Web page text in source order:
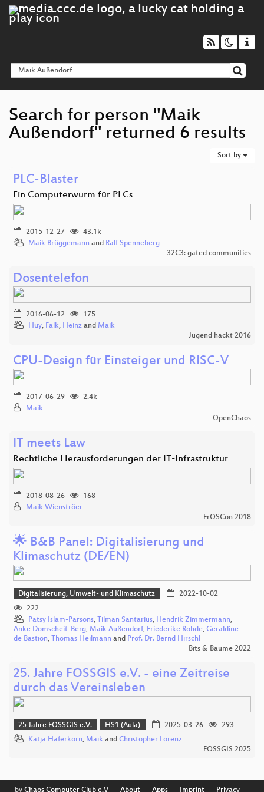
Search for person "Maik
Außendorf" returned 6 results
Sort by
PLC-Blaster
Ein Computerwurm für PLCs
2015-12-27
43.1k
Maik Brüggemann and Ralf Spenneberg
32C3: gated communities
Dosentelefon
2016-06-12
175
Huy, Falk, Heinz and Maik
Jugend hackt 2016
CPU-Design für Einsteiger und RISC-V
2017-06-29
2.4k
Maik
OpenChaos
IT meets Law
Rechtliche Herausforderungen der IT-Infrastruktur
2018-08-26
168
Maik Wienströer
FrOSCon 2018
🌟 B&B Panel: Digitalisierung und
Klimaschutz (DE/EN)
Digitalisierung, Umwelt- und Klimaschutz
2022-10-02
222
Patsy Islam-Parsons, Tilman Santarius, Hendrik Zimmermann,
Anke Domscheit-Berg, Maik Außendorf, Friederike Rohde, Geraldine
de Bastion, Thomas Heilmann and Prof. Dr. Bernd Hirschl
Bits & Bäume 2022
25. Jahre FOSSGIS e.V. - eine Zeitreise
durch das Vereinsleben
25 Jahre FOSSGIS e.V. HS1 (Aula) 2025-03-26
293
Katja Haferkorn, Maik and Christopher Lorenz
FOSSGIS 2025